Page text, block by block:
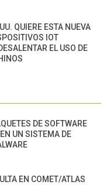
QUIERE ESTA NUEVA
IOT
EL USO DE
DE SOFTWARE
UN SISTEMA DE
EN COMET/ATLAS